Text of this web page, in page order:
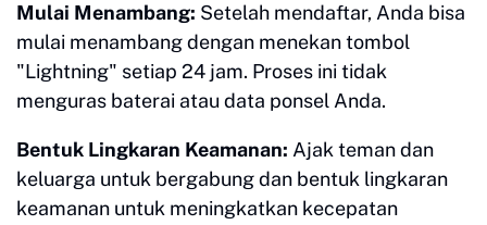
Mulai Menambang: Setelah mendaftar, Anda bisa
mulai menambang dengan menekan tombol
"Lightning" setiap 24 jam. Proses ini tidak
menguras baterai atau data ponsel Anda.
Bentuk Lingkaran Keamanan: Ajak teman dan
keluarga untuk bergabung dan bentuk lingkaran
keamanan untuk meningkatkan kecepatan